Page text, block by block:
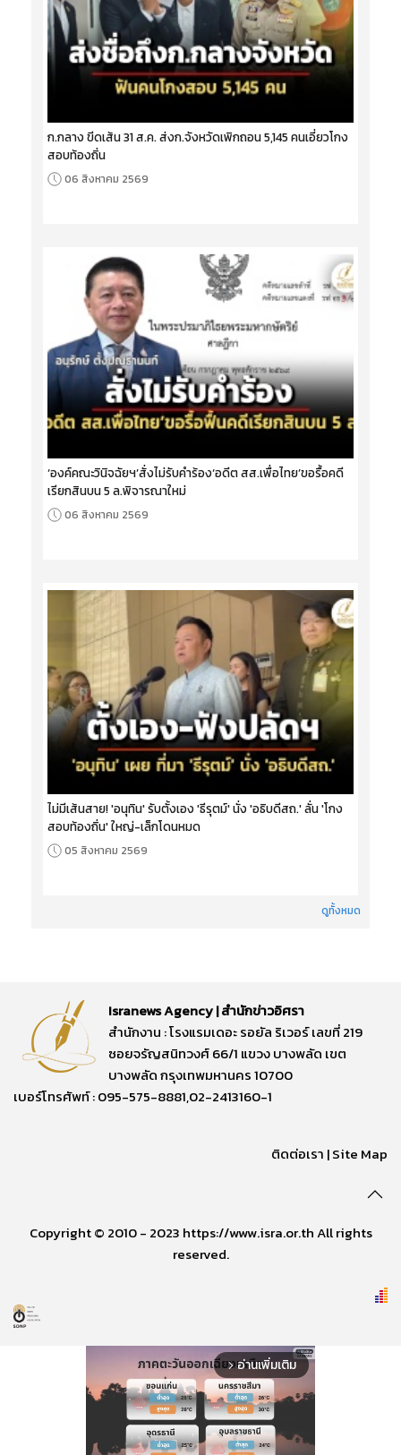
ก.กลาง ขีดเส้น 31 ส.ค. ส่งก.จังหวัดเพิกถอน 5,145 คนเอี่ยวโกง
สอบท้องถิ่น
06 สิงหาคม 2569
‘องค์คณะวินิจฉัยฯ’สั่งไม่รับคำร้อง‘อดีต สส.เพื่อไทย’ขอรื้อคดี
เรียกสินบน 5 ล.พิจารณาใหม่
06 สิงหาคม 2569
ไม่มีเส้นสาย! 'อนุทิน' รับตั้งเอง 'ธีรุตม์' นั่ง 'อธิบดีสถ.' ลั่น 'โกง
สอบท้องถิ่น' ใหญ่-เล็กโดนหมด
05 สิงหาคม 2569
ดูทั้งหมด
Isranews Agency | สำนักข่าวอิศรา
สำนักงาน : โรงแรมเดอะ รอยัล ริเวอร์ เลขที่ 219
ซอยจรัญสนิทวงศ์ 66/1 แขวง บางพลัด เขต
บางพลัด กรุงเทพมหานคร 10700
เบอร์โทรศัพท์ : 095-575-8881,02-2413160-1
ติดต่อเรา |Site Map
Copyright © 2010 - 2023 https://www.isra.or.th All rights
reserved.
arrow_forward_ios อ่านเพิ่มเติม